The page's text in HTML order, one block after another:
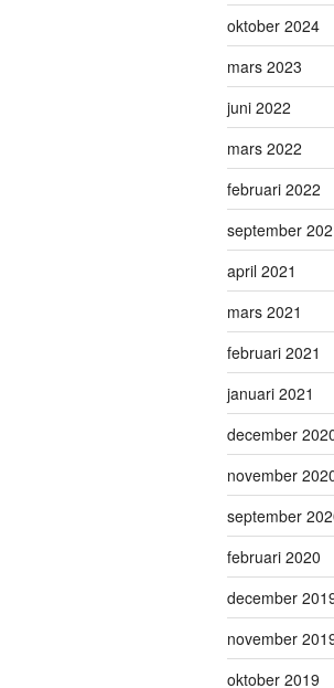
oktober 2024
mars 2023
juni 2022
mars 2022
februari 2022
september
april 2021
mars 2021
februari 2021
januari 2021
december
november
september
februari 2020
december
november
oktober 2019